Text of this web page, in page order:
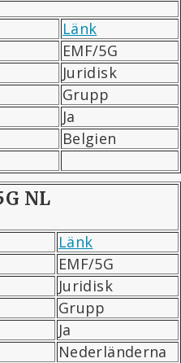
Länk
EMF/5G
Juridisk
Grupp
Ja
Belgien
NL
Länk
EMF/5G
Juridisk
Grupp
Ja
Nederländerna